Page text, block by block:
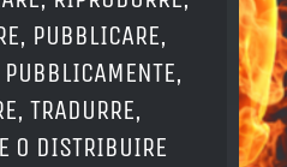
PUBBLICARE,
TRADURRE,
O DISTRIBUIRE